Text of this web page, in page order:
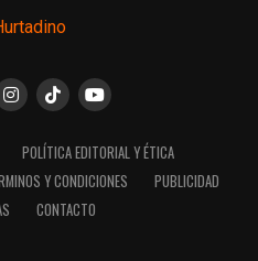
POLÍTICA EDITORIAL Y ÉTICA
Y CONDICIONES
PUBLICIDAD
CONTACTO